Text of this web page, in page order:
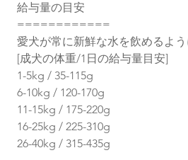
給与量の目安
============
愛犬が常に新鮮な水を飲めるよう
[成犬の体重/1日の給与量目安]
1-5kg / 35-115g
6-10kg / 120-170g
11-15kg / 175-220g
16-25kg / 225-310g
26-40kg / 315-435g